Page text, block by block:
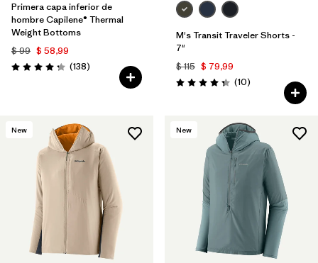
Primera capa inferior de
hombre Capilene® Thermal
Weight Bottoms
$ 99 $ 58,99
Valoración: 4.3 / 5
(138Comentarios
)
M's Transit Traveler Shorts -
7"
$ 115 $ 79,99
Valoración: 4.3 / 5
(10Comentarios
)
New New